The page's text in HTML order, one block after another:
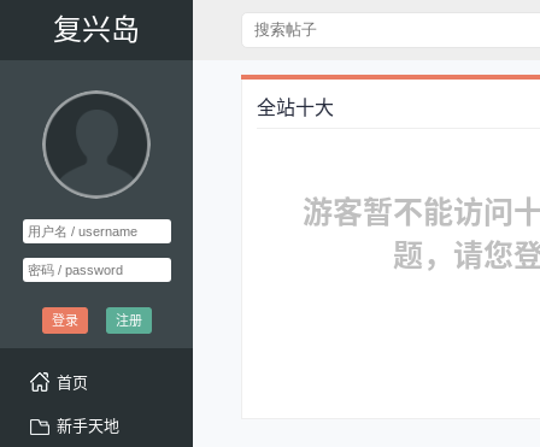
复兴岛
登录 注册
首页
新手天地
全站十大
游客暂不能访问
题，请您